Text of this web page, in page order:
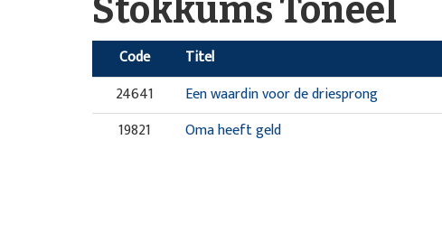
Stokkums Toneel
Code Titel
24641
Een waardin voor de driesprong
19821
Oma heeft geld